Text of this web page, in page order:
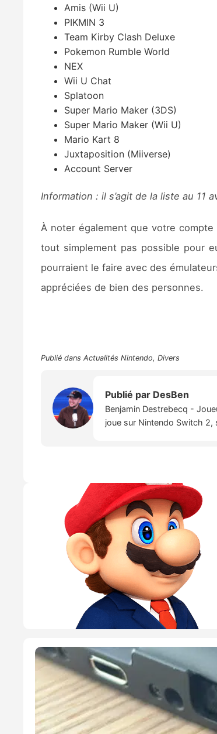
Amis (Wii U)
PIKMIN 3
Team Kirby Clash Deluxe
Pokemon Rumble World
NEX
Wii U Chat
Splatoon
Super Mario Maker (3DS)
Super Mario Maker (Wii U)
Mario Kart 8
Juxtaposition (Miiverse)
Account Server
Information : il s’agit de la liste au
À noter également que votre compte
tout simplement pas possible pour
pourraient le faire avec des
appréciées de bien des personnes.
Publié dans Actualités Nintendo, Divers
Publié par DesBen
Benjamin Destrebecq -
joue sur Nintendo Switch 2,